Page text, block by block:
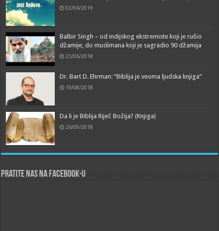
02/04/2019
Balbir Singh – od indijskog ekstremiste koji je rušio
džamije, do muslimana koji je sagradio 90 džamija
23/06/2018
Dr. Bart D. Ehrman: “Biblija je veoma ljudska knjiga”
19/08/2018
Da li je Biblija Riječ Božija? (Knjiga)
26/09/2018
Pratite nas na Facebook-u